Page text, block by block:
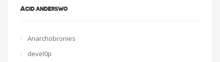
Acid anderswo
Anarchobronies
devel0p